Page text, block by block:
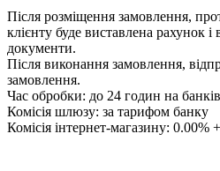
Після розміщення замовлення,
клієнту буде виставлена ​​рахунок і
документи.
Після виконання замовлення,
замовлення.
Час обробки: до 24 годин на
Комісія шлюзу: за тарифом банку
Комісія інтернет-магазину: 0.00%